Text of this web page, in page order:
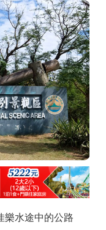
樂水途中的公路